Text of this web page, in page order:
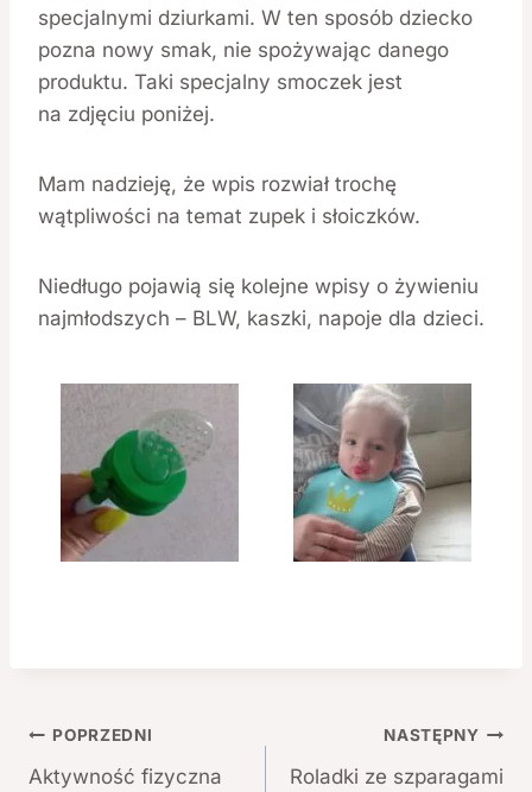
specjalnymi dziurkami. W ten sposób dziecko
pozna nowy smak, nie spożywając danego
produktu. Taki specjalny smoczek jest
na zdjęciu poniżej.
Mam nadzieję, że wpis rozwiał trochę
wątpliwości na temat zupek i słoiczków.
Niedługo pojawią się kolejne wpisy o żywieniu
najmłodszych – BLW, kaszki, napoje dla dzieci.
Nawigacja
POPRZEDNI
Aktywność fizyczna
NASTĘPNY
Roladki ze szparagami